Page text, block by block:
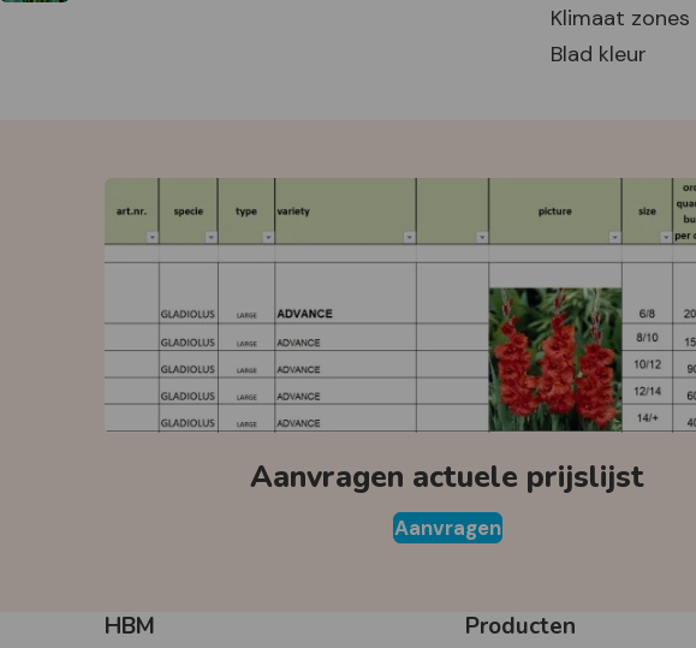
Klimaat zones
Blad kleur
Aanvragen actuele prijslijst
Aanvragen
HBM Producten